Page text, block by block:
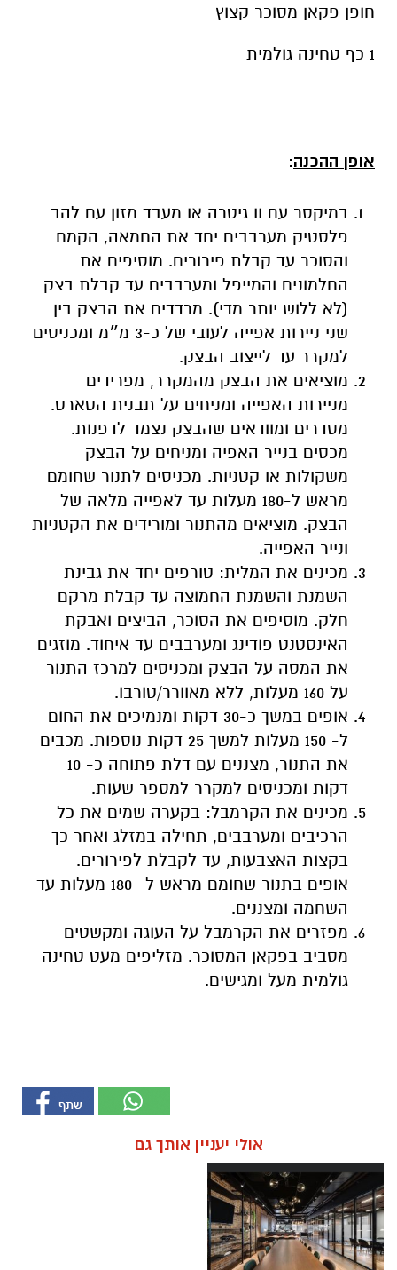
חופן פקאן מסוכר קצוץ
1 כף טחינה גולמית
אופן ההכנה:
במיקסר עם וו גיטרה או מעבד מזון עם להב
פלסטיק מערבבים יחד את החמאה, הקמח
והסוכר עד קבלת פירורים. מוסיפים את
החלמונים והמייפל ומערבבים עד קבלת בצק
(לא ללוש יותר מדי). מרדדים את הבצק בין
שני ניירות אפייה לעובי של כ-3 מ״מ ומכניסים
למקרר עד לייצוב הבצק.
מוציאים את הבצק מהמקרר, מפרידים
מניירות האפייה ומניחים על תבנית הטארט.
מסדרים ומוודאים שהבצק נצמד לדפנות.
מכסים בנייר האפיה ומניחים על הבצק
משקולות או קטניות. מכניסים לתנור שחומם
מראש ל-180 מעלות עד לאפייה מלאה של
הבצק. מוציאים מהתנור ומורידים את הקטניות
ונייר האפייה.
מכינים את המלית: טורפים יחד את גבינת
השמנת והשמנת החמוצה עד קבלת מרקם
חלק. מוסיפים את הסוכר, הביצים ואבקת
האינסטנט פודינג ומערבבים עד איחוד. מוזגים
את המסה על הבצק ומכניסים למרכז התנור
על 160 מעלות, ללא מאוורר/טורבו.
אופים במשך כ-30 דקות ומנמיכים את החום
ל- 150 מעלות למשך 25 דקות נוספות. מכבים
את התנור, מצננים עם דלת פתוחה כ- 10
דקות ומכניסים למקרר למספר שעות.
מכינים את הקרמבל: בקערה שמים את כל
הרכיבים ומערבבים, תחילה במזלג ואחר כך
בקצות האצבעות, עד לקבלת לפירורים.
אופים בתנור שחומם מראש ל- 180 מעלות עד
השחמה ומצננים.
מפזרים את הקרמבל על העוגה ומקשטים
מסביב בפקאן המסוכר. מזליפים מעט טחינה
גולמית מעל ומגישים.
אולי יעניין אותך גם